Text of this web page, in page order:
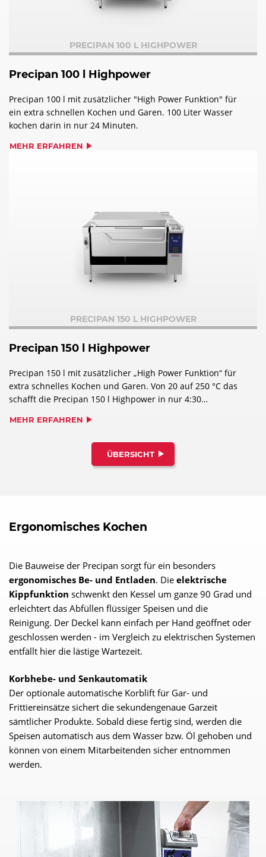
PRECIPAN 100 L HIGHPOWER
Precipan 100 l Highpower
Precipan 100 l mit zusätzlicher "High Power Funktion" für
ein extra schnellen Kochen und Garen. 100 Liter Wasser
kochen darin in nur 24 Minuten.
MEHR ERFAHREN
PRECIPAN 150 L HIGHPOWER
Precipan 150 l Highpower
Precipan 150 l mit zusätzlicher „High Power Funktion“ für
extra schnelles Kochen und Garen. Von 20 auf 250 °C das
schafft die Precipan 150 l Highpower in nur 4:30
MEHR ERFAHREN
ÜBERSICHT
Ergonomisches Kochen
Die Bauweise der Precipan sorgt für ein besonders
ergonomisches Be- und Entladen. Die elektrische
Kippfunktion schwenkt den Kessel um ganze 90 Grad und
erleichtert das Abfüllen flüssiger Speisen und die
Reinigung. Der Deckel kann einfach per Hand geöffnet oder
geschlossen werden - im Vergleich zu elektrischen Systemen
entfällt hier die lästige Wartezeit.
Korbhebe- und Senkautomatik
Der optionale automatische Korblift für Gar- und
Frittiereinsätze sichert die sekundengenaue Garzeit
sämtlicher Produkte. Sobald diese fertig sind, werden die
Speisen automatisch aus dem Wasser bzw. Öl gehoben und
können von einem Mitarbeitenden sicher entnommen
werden.